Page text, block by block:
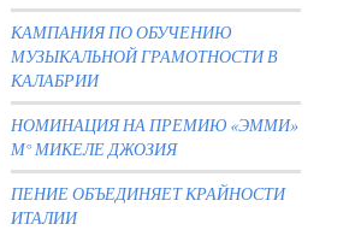
КАМПАНИЯ ПО ОБУЧЕНИЮ
МУЗЫКАЛЬНОЙ ГРАМОТНОСТИ В
КАЛАБРИИ
НОМИНАЦИЯ НА ПРЕМИЮ «ЭММИ»
М° МИКЕЛЕ ДЖОЗИЯ
ПЕНИЕ ОБЪЕДИНЯЕТ КРАЙНОСТИ
ИТАЛИИ